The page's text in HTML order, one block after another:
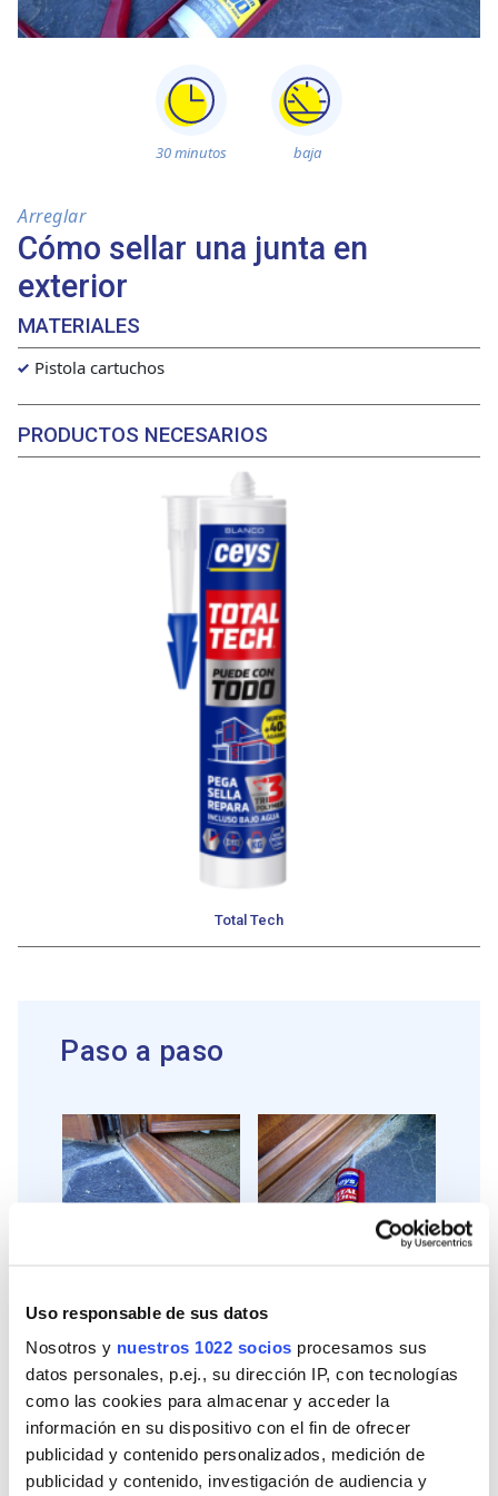
Uso responsable de sus datos
Nosotros y nuestros 1022 socios procesamos sus
datos personales, p.ej., su dirección IP, con tecnologías
como las cookies para almacenar y acceder la
información en su dispositivo con el fin de ofrecer
publicidad y contenido personalizados, medición de
publicidad y contenido, investigación de audiencia y
30 minutos baja
Arreglar
Cómo sellar una junta en
exterior
MATERIALES
Pistola cartuchos
PRODUCTOS NECESARIOS
Total Tech
Paso a paso
junta que vamos a rellenar.
un cutter y lo ponemos en
la pistola aplicadora.
Aplicamos Total Tech
rellenando el hueco de la